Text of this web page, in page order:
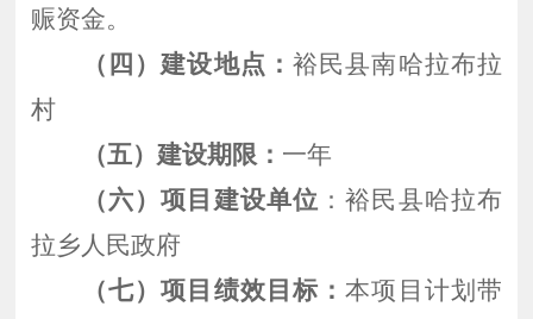
赈资金。
（四）建设地点： 裕民县南哈拉布拉
村
（五）建设期限： 一年
（六）项目建设单位 ：裕民县哈拉布
拉乡人民政府
（七）项目绩效目标：本项目计划带